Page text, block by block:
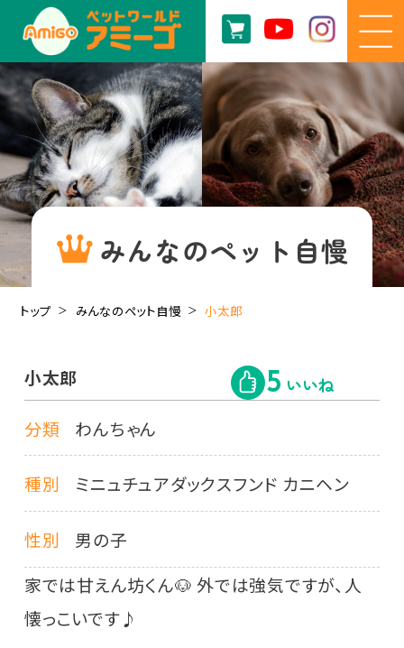
みんなのペット自慢
トップ みんなのペット自慢 小太郎
小太郎 5 いいね
分類 わんちゃん
種別 ミニュチュアダックスフンド カニヘン
性別
男の子
家では甘えん坊くん🐶 外では強気ですが、人
懐っこいです♪